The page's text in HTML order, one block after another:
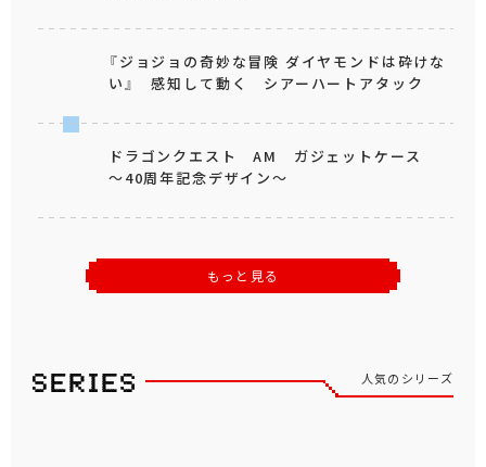
『ジョジョの奇妙な冒険 ダイヤモンドは砕けな
い』 感知して動く シアーハートアタック
ドラゴンクエスト AM ガジェットケース
～40周年記念デザイン～
もっと見る
人気のシリーズ